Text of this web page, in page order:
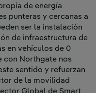
de energía
punteras y cercanas a
ser la instalación
de infraestructura de
en vehículos de 0
con Northgate nos
sentido y refuerzan
de la movilidad
Global de Smart